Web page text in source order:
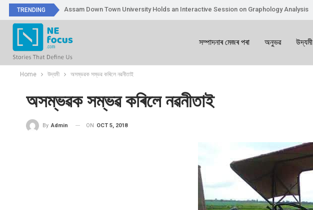
TRENDING Assam Down Town University Holds an Interactive Session on Graphology Analysis
সম্পাদনাৰ মেজৰ পৰা অনুভৱ উদ্যমী
Home উদ্যমী অসম্ভৱক সম্ভৱ কৰিলে নৱনীতাই
অসম্ভৱক সম্ভৱ কৰিলে নৱনীতাই
By Admin ON OCT 5, 2018